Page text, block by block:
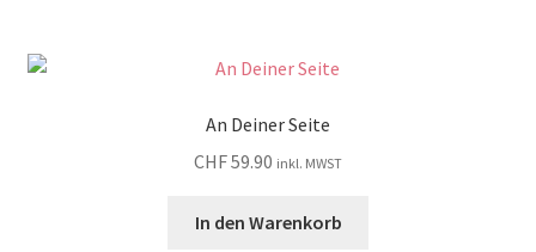
An Deiner Seite
CHF59.90 inkl. MWST
In den Warenkorb